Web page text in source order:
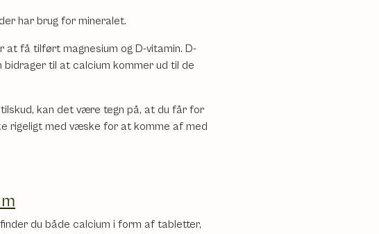
har brug for mineralet.
at få tilført magnesium og D-vitamin. D-
bidrager til at calcium kommer ud til de
kan det være tegn på, at du får for
rigeligt med væske for at komme af med
du både calcium i form af tabletter,